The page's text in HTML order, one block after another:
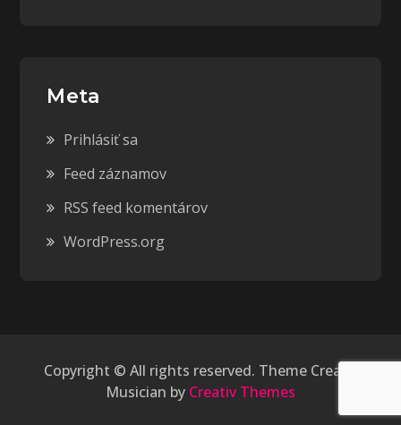
Meta
Prihlásiť sa
Feed záznamov
RSS feed komentárov
WordPress.org
Copyright © All rights reserved. Theme Creativ
Musician by Creativ Themes